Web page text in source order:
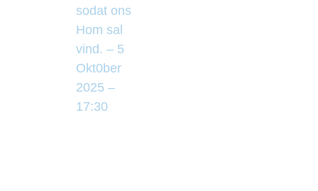
sodat ons
Hom sal
vind. – 5
Okt0ber
2025 –
17:30